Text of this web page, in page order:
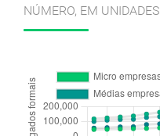
NÚMERO, EM UNIDADES